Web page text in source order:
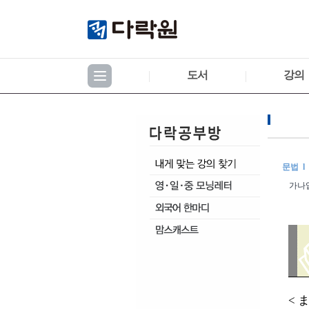
도서 강의
문법 l
가나
<